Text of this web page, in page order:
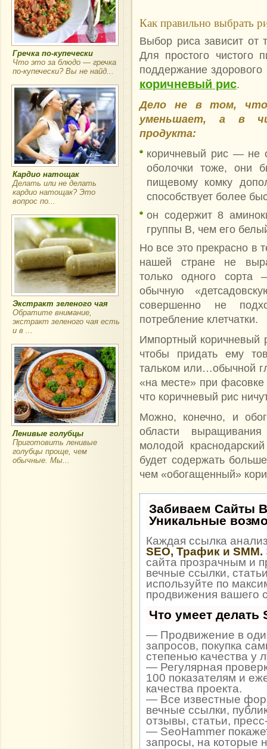
Гречка по-купечески
Что это за блюдо — гречка
по-купечески? Вы не найд...
Кардио натощак
Делать или не делать
кардио натощак? Это
вопрос по...
Экстракт зеленого чая
Обратите внимание,
экстракт зеленого чая есть
и в ...
Ленивые голубцы
Приготовить ленивые
голубцы проще, чем
обычные. Мы...
Как правильно выбрать
Выбор риса зависит от
Для простого чистого
поддержание
коричневый рис.
Дело не в том,
уменьшает, а в
продукта:
коричневый рис — не
оболочки тоже, они
пищевому комку
способствует более
он содержит 8
группы В, чем его
Но все это прекрасно в
нашей стране не
только одного
обычную
совершенно не
потребление клетчатки.
Импортный коричневый
чтобы придать ему
тальком или…обычной
«на месте» при фасовке
что коричневый рис
Можно, конечно, и
области
молодой
будет содержать
чем «обогащенный»
Забиваем Сайты
Уникальные
Каждая ссылка
SEO, Трафик и SMM.
сайта прозрачным и
вечные ссылки,
используйте по
продвижения вашего
Что умеет делать
— Продвижение в
запросов, покупка
степенью качества у
— Регулярная
100 показателям и
качества проекта.
— Все известные
вечные ссылки,
отзывы, статьи,
— SeoHammer
запросы, на которые